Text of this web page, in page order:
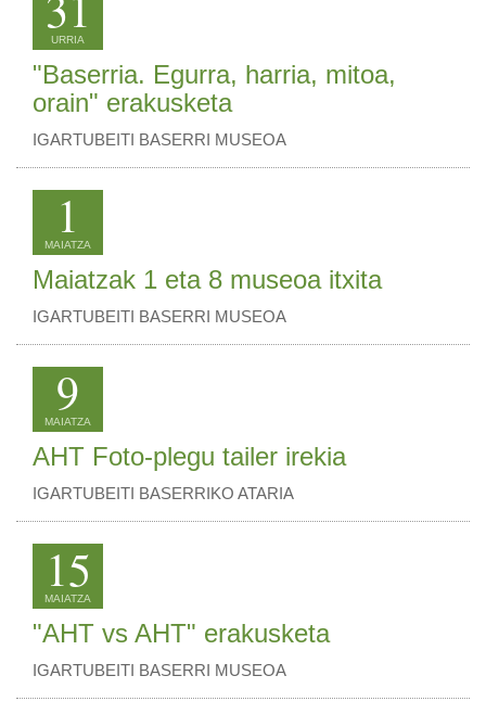
URRIA
"Baserria. Egurra, harria, mitoa,
orain" erakusketa
IGARTUBEITI BASERRI MUSEOA
1
MAIATZA
Maiatzak 1 eta 8 museoa itxita
IGARTUBEITI BASERRI MUSEOA
9
MAIATZA
AHT Foto-plegu tailer irekia
IGARTUBEITI BASERRIKO ATARIA
15
MAIATZA
"AHT vs AHT" erakusketa
IGARTUBEITI BASERRI MUSEOA